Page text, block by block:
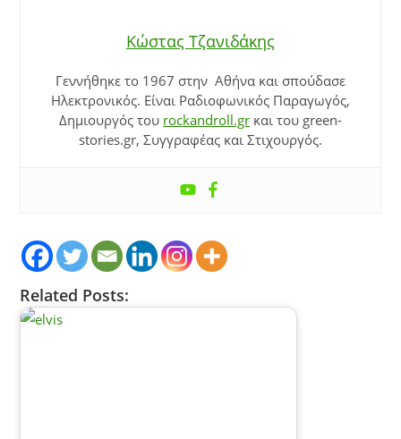
Κώστας Τζανιδάκης
Γεννήθηκε το 1967 στην Αθήνα και σπούδασε
Ηλεκτρονικός. Είναι Ραδιοφωνικός Παραγωγός,
Δημιουργός του rockandroll.gr και του green-
stories.gr, Συγγραφέας και Στιχουργός.
Related Posts: